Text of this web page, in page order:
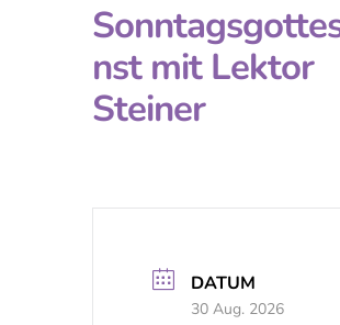
nst mit Lektor
Steiner
DATUM
30 Aug. 2026